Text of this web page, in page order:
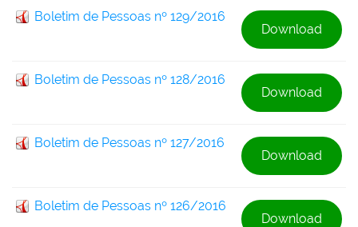
Boletim de Pessoas nº 129/2016
Download
Boletim de Pessoas nº 128/2016
Download
Boletim de Pessoas nº 127/2016
Download
Boletim de Pessoas nº 126/2016
Download